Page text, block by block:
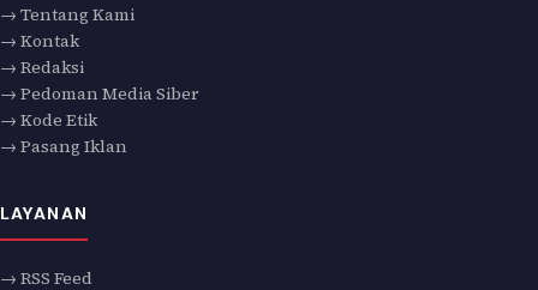
→ Tentang Kami
→ Kontak
→ Redaksi
→ Pedoman Media Siber
→ Kode Etik
→ Pasang Iklan
LAYANAN
→ RSS Feed